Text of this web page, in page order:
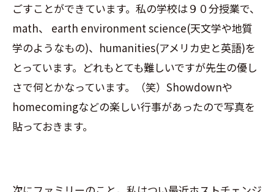
ごすことができています。私の学校は９０分授業で、
math、 earth environment science(天文学や地質
学のようなもの)、humanities(アメリカ史と英語)を
とっています。どれもとても難しいですが先生の優し
さで何とかなっています。（笑）Showdownや
homecomingなどの楽しい行事があったので写真を
貼っておきます。